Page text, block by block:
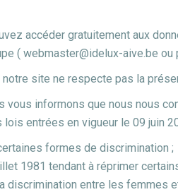
accéder gratuitement aux
( webmaster@idelux-aive.be ou
site ne respecte pas la
vous informons que nous nous
entrées en vigueur le 09 juin
formes de discrimination ;
1981 tendant à réprimer
discrimination entre les femmes